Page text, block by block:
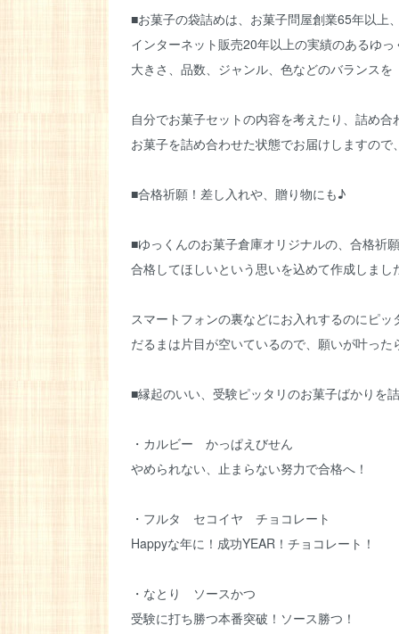
■お菓子の袋詰めは、お菓子問屋創業65年以上
インターネット販売20年以上の実績のあるゆ
大きさ、品数、ジャンル、色などのバランス
自分でお菓子セットの内容を考えたり、詰め
お菓子を詰め合わせた状態でお届けしますの
■合格祈願！差し入れや、贈り物にも♪
■ゆっくんのお菓子倉庫オリジナルの、合格祈
合格してほしいという思いを込めて作成しまし
スマートフォンの裏などにお入れするのにピッ
だるまは片目が空いているので、願いが叶っ
■縁起のいい、受験ピッタリのお菓子ばかりを
・カルビー かっぱえびせん
やめられない、止まらない努力で合格へ！
・フルタ セコイヤ チョコレート
Happyな年に！成功YEAR！チョコレート！
・なとり ソースかつ
受験に打ち勝つ本番突破！ソース勝つ！